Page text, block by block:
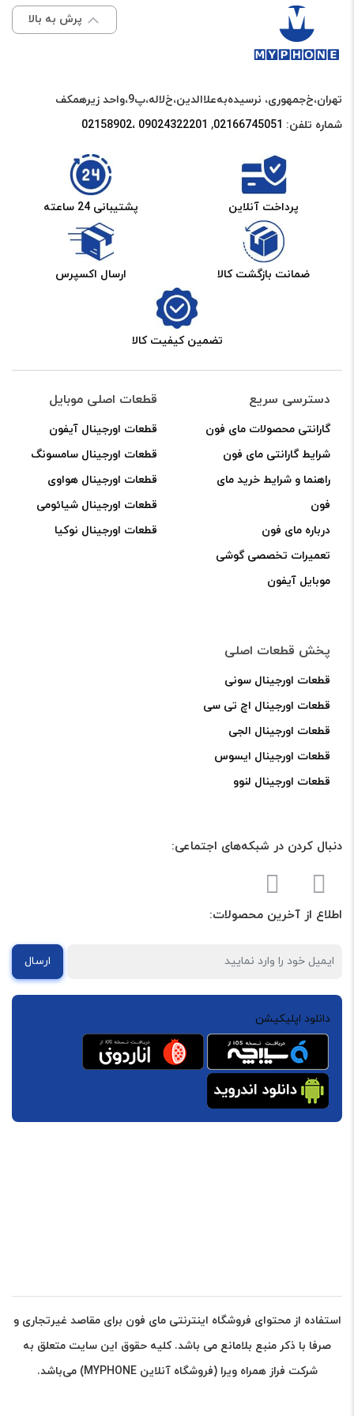
موبایل
برای فرستادن دیدگاه، باید
پرش به بالا
تهران،خ‌جمهوری، نرسیده‌به‌علاالدین،‌خ‌لاله،‌پ9،واحد زیرهمکف
شماره تلفن: 02166745051‌
, 09024322201 ،02158902
پرداخت آنلاین پشتیبانی 24 ساعته
ضمانت بازگشت کالا ارسال اکسپرس
تضمین کیفیت کالا
دسترسی سریع
گارانتی محصولات مای فون
شرایط گارانتی مای فون
راهنما و شرایط خرید مای
فون
درباره مای فون
تعمیرات تخصصی گوشی
موبایل آیفون
قطعات اصلی موبایل
قطعات اورجینال آیفون
قطعات اورجینال سامسونگ
قطعات اورجینال هواوی
قطعات اورجینال شیائومی
قطعات اورجینال نوکیا
پخش قطعات اصلی
قطعات اورجینال سونی
قطعات اورجینال اچ تی سی
قطعات اورجینال الجی
قطعات اورجینال ایسوس
قطعات اورجینال لنوو
دنبال کردن در شبکه‌های اجتماعی:
اطلاع از آخرین محصولات:
ارسال
دانلود اپلیکیشن
استفاده از محتوای فروشگاه اینترنتی مای فون برای مقاصد غیرتجاری و
صرفا با ذکر منبع بلامانع می باشد. کلیه حقوق این سایت متعلق به
شرکت فراز همراه ویرا (فروشگاه آنلاین MYPHONE) می‌باشد.